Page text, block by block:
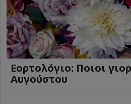
Εορτολόγιο: Ποιοι
Αυγούστου